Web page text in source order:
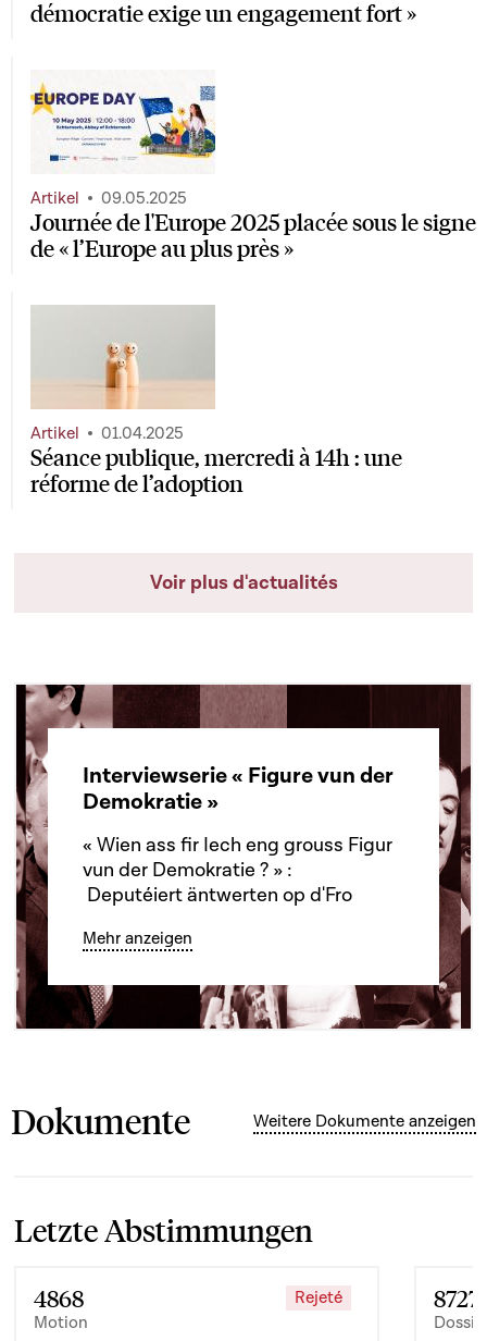
démocratie exige un engagement fort »
Journée de l'Europe 2025 placée sous le signe
de « l’Europe au plus près »
Artikel 09.05.2025
Séance publique, mercredi à 14h : une
réforme de l’adoption
Artikel 01.04.2025
Voir plus d'actualités
Interviewserie « Figure vun der
Demokratie »
« Wien ass fir Iech eng grouss Figur
vun der Demokratie ? » :
Deputéiert äntwerten op d'Fro
Mehr anzeigen
Dokumente Weitere Dokumente anzeigen
Letzte Abstimmungen
4868
Motion
Rejeté 8727